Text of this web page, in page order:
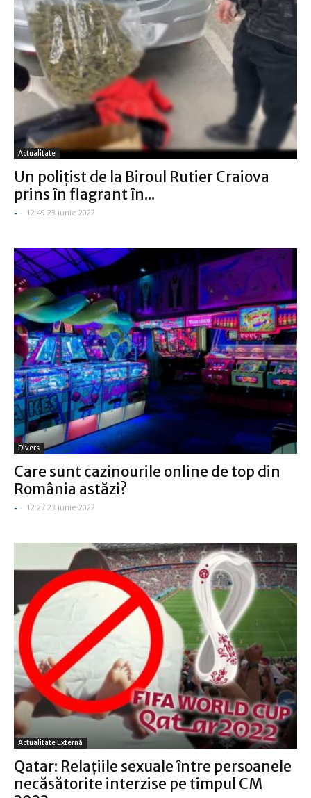
Actualitate
Un poliţist de la Biroul Rutier Craiova
prins în flagrant în...
- - 12:49 23 iunie 2022
Divers
Care sunt cazinourile online de top din
România astăzi?
- - 12:27 23 iunie 2022
Actualitate Externă
Qatar: Relaţiile sexuale între persoanele
necăsătorite interzise pe timpul CM